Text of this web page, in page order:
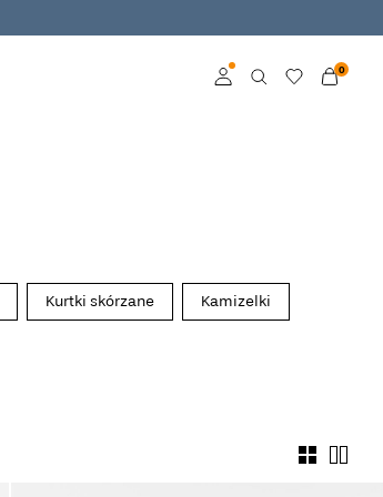
0
Kurtki skórzane Kamizelki